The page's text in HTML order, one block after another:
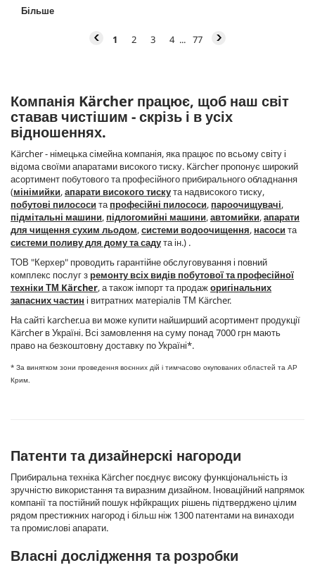
Більше
1 2 3 4 77
Компанія Kärcher працює, щоб наш світ
ставав чистішим - скрізь і в усіх
відношеннях.
Kärcher - німецька сімейна компанія, яка працює по всьому світу і
відома своїми апаратами високого тиску. Kärcher пропонує широкий
асортимент побутового та професійного прибирального обладнання
(мінімийки,апарати високого тискута надвисокого тиску,
побутові пилососи тапрофесійні пилососи, пароочищувачі,
підмітальні машини, підлогомийні машини,автомийки,апарати
для чищення сухим льодом,системи водоочищення, насоси та
системи поливу для дому та садута ін.) .
ТОВ "Керхер" проводить гарантійне обслуговування і повний
комплекс послуг зремонту всіх видів побутової та професійної
техніки ТМ Kärcher, а також імпорт та продажоригінальних
запасних частин і витратних матеріалів ТМ Kärcher.
На сайті karcher.ua ви може купити найширший асортимент продукції
Kärcher в Україні. Всі замовлення на суму понад 7000 грн мають
право на безкоштовну доставку по Україні*.
* За винятком зони проведення воєнних дій і тимчасово окупованих областей та АР
Крим.
Патенти та дизайнерскі нагороди
Прибиральна техніка Kärcher поєднує високу функціональність із
зручністю використання та виразним дизайном. Іноваційний напрямок
компанії та постійний пошук нфйкращих рішень підтверджено цілим
рядом престижних нагород і більш ніж 1300 патентами на винаходи
та промислові апарати.
Власні дослідження та розробки